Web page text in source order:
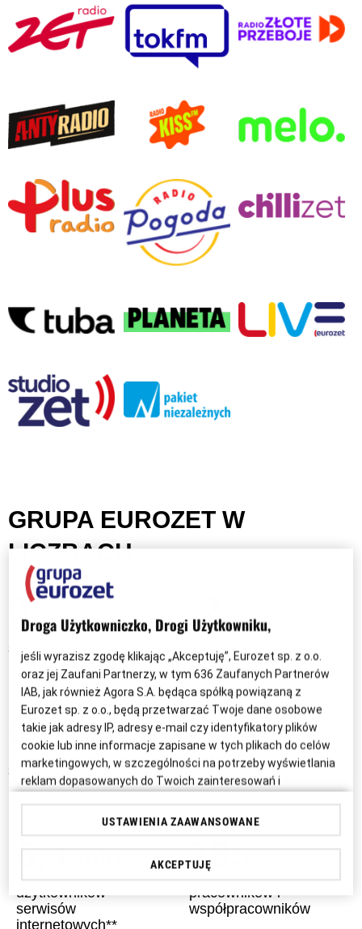
GRUPA EUROZET W
LICZBACH
9
stacji radiowych
#2
grupa radiowa w Polsce
6,7mln
słuchaczy radia*
11
serwisów internetowych
6,4mln
użytkowników
serwisów
internetowych**
785
pracowników i
współpracowników
Droga Użytkowniczko, Drogi Użytkowniku,
jeśli wyrazisz zgodę klikając „Akceptuję”, Eurozet sp. z o.o.
oraz jej Zaufani Partnerzy, w tym636 Zaufanych Partnerów
IAB, jak również Agora S.A. będąca spółką powiązaną z
Eurozet sp. z o.o., będą przetwarzać Twoje dane osobowe
takie jak adresy IP, adresy e-mail czy identyfikatory plików
cookie lub inne informacje zapisane w tych plikach do celów
marketingowych, w szczególności na potrzeby wyświetlania
reklam dopasowanych do Twoich zainteresowań i
personalizacji treści w nich wyświetlanych. Wyrażenie zgody
jest dobrowolne. Jeśli nie chcesz wyrazić zgody, chcesz
ograniczyć jej zakres lub chcesz wycofać zgodę uprzednio
udzieloną przejdź do „Ustawień Zaawansowanych”.
Twoje dane osobowe mogą być przetwarzane także do
celów badania i mierzenia informacji dotyczących
USTAWIENIA ZAAWANSOWANE
AKCEPTUJĘ